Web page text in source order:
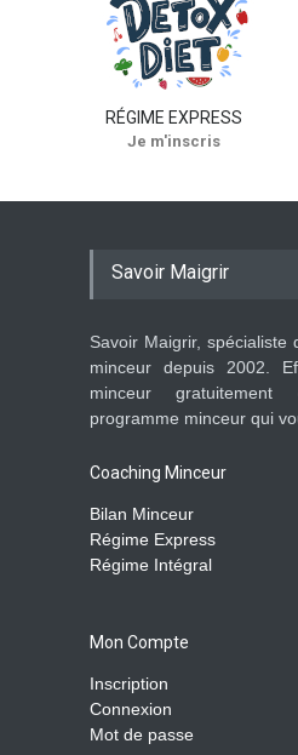
RÉGIME EXPRESS
Je m'inscris
Savoir Maigrir
Savoir Maigrir,
minceur depuis 2002.
minceur
programme minceur qui
Coaching Minceur
Bilan Minceur
Régime Express
Régime Intégral
Mon Compte
Inscription
Connexion
Mot de passe